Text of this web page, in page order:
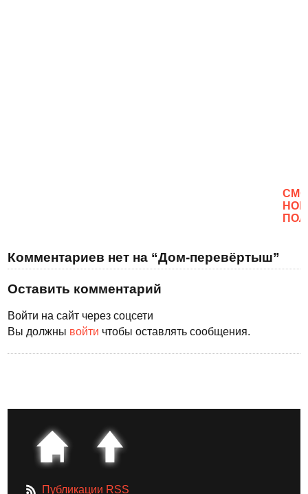
Комментариев нет на “Дом-перевёртыш”
Оставить комментарий
Войти на сайт через соцсети
Вы должны войти чтобы оставлять сообщения.
Публикации RSS